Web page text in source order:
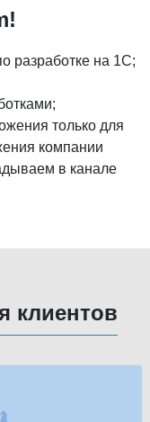
разработке на 1С;
только для
компании
в канале
клиентов